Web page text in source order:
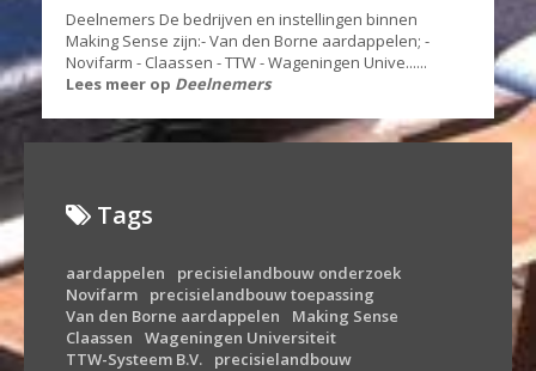
Deelnemers De bedrijven en instellingen binnen
Making Sense zijn: ​- Van den Borne aardappelen; -
Novifarm - Claassen - TTW - Wageningen Unive......
Lees meer op Deelnemers
Tags
aardappelen
precisielandbouw onderzoek
Novifarm
precisielandbouw toepassing
Van den Borne aardappelen
Making Sense
Claassen
Wageningen Universiteit
TTW-Systeem B.V.
precisielandbouw